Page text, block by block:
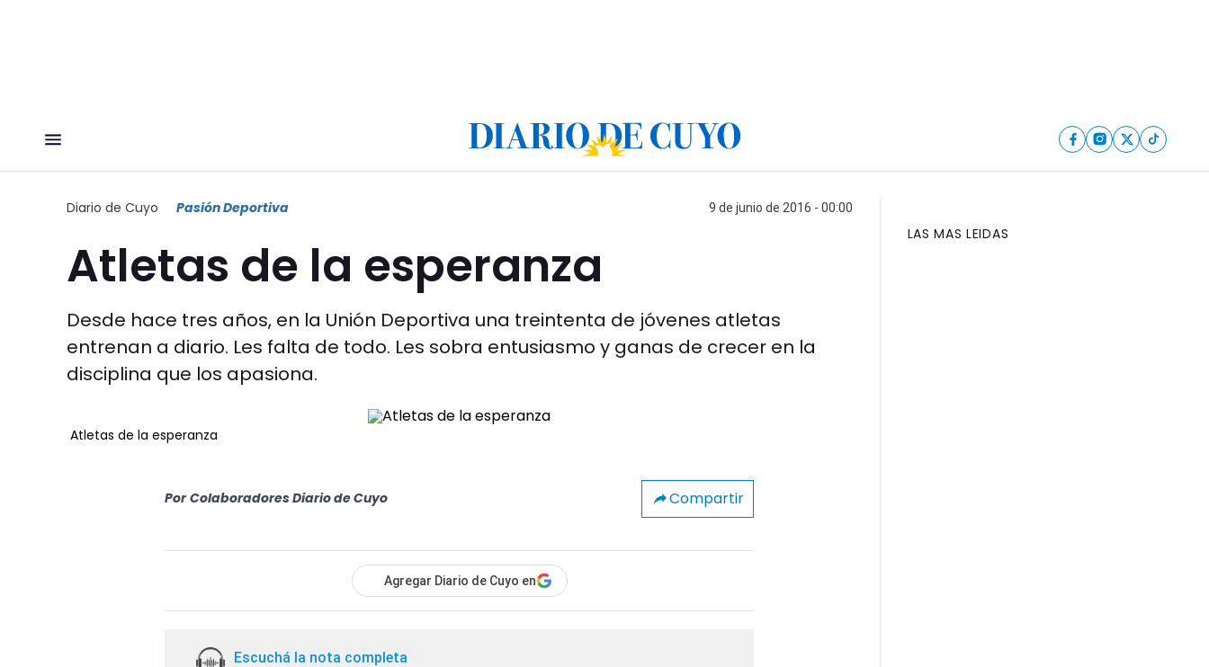
Diario de Cuyo Pasión Deportiva 9 de junio de 2016 - 00:00
Atletas de la esperanza
Desde hace tres años, en la Unión Deportiva una treintenta de jóvenes atletas
entrenan a diario. Les falta de todo. Les sobra entusiasmo y ganas de crecer en la
disciplina que los apasiona.
Atletas de la esperanza
Por Colaboradores Diario de Cuyo Compartir
Agregar Diario de Cuyo en
Escuchá la nota completa
LAS MAS LEIDAS